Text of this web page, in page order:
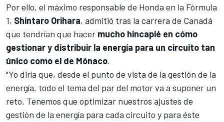
Por ello, el máximo responsable de Honda en la Fórmula
1, Shintaro Orihara, admitió tras la carrera de Canadá
que tendrían que hacer mucho hincapié en cómo
gestionar y distribuir la energía para un circuito tan
único como el de Mónaco.
"Yo diría que, desde el punto de vista de la gestión de la
energía, todo el tema del par del motor va a suponer un
reto. Tenemos que optimizar nuestros ajustes de
gestión de la energía para cada circuito y para éste